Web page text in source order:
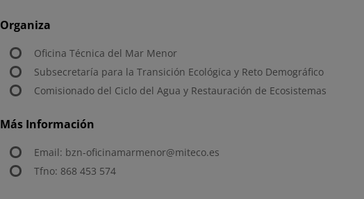
Organiza
Oficina Técnica del Mar Menor
Subsecretaría para la Transición Ecológica y Reto Demográfico
Comisionado del Ciclo del Agua y Restauración de Ecosistemas
Más Información
Email: bzn-oficinamarmenor@miteco.es
Tfno: 868 453 574